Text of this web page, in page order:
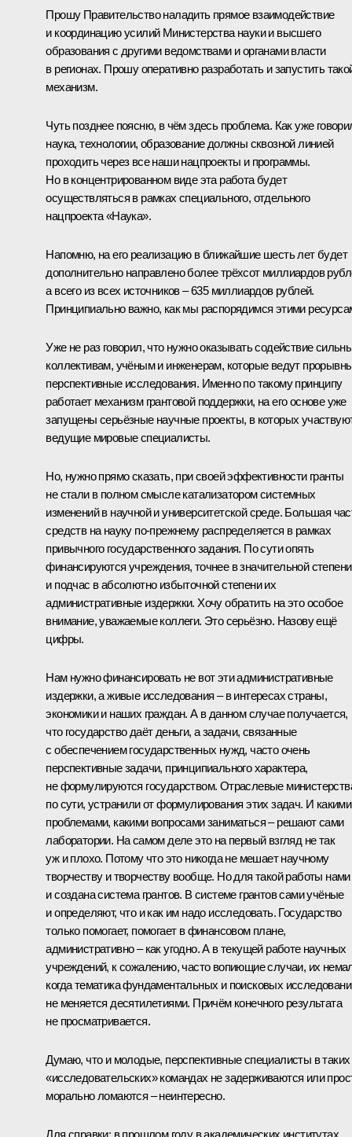
Прошу Правительство наладить прямое взаимодействие
и координацию усилий Министерства науки и высшего
образования с другими ведомствами и органами власти
в регионах. Прошу оперативно разработать и запустить
механизм.
Чуть позднее поясню, в чём здесь проблема. Как уже
наука, технологии, образование должны сквозной линией
проходить через все наши нацпроекты и программы.
Но в концентрированном виде эта работа будет
осуществляться в рамках специального, отдельного
нацпроекта «Наука».
Напомню, на его реализацию в ближайшие шесть лет будет
дополнительно направлено более трёхсот миллиардов
а всего из всех источников – 635 миллиардов рублей.
Принципиально важно, как мы распорядимся этими
Уже не раз говорил, что нужно оказывать содействие
коллективам, учёным и инженерам, которые ведут
перспективные исследования. Именно по такому принципу
работает механизм грантовой поддержки, на его основе уже
запущены серьёзные научные проекты, в которых
ведущие мировые специалисты.
Но, нужно прямо сказать, при своей эффективности гранты
не стали в полном смысле катализатором системных
изменений в научной и университетской среде. Большая
средств на науку по‑прежнему распределяется в рамках
привычного государственного задания. По сути опять
финансируются учреждения, точнее в значительной степени
и подчас в абсолютно избыточной степени их
административные издержки. Хочу обратить на это особое
внимание, уважаемые коллеги. Это серьёзно. Назову ещё
цифры.
Нам нужно финансировать не вот эти административные
издержки, а живые исследования – в интересах страны,
экономики и наших граждан. А в данном случае получается,
что государство даёт деньги, а задачи, связанные
с обеспечением государственных нужд, часто очень
перспективные задачи, принципиального характера,
не формулируются государством. Отраслевые
по сути, устранили от формулирования этих задач. И какими
проблемами, какими вопросами заниматься – решают сами
лаборатории. На самом деле это на первый взгляд не так
уж и плохо. Потому что это никогда не мешает научному
творчеству и творчеству вообще. Но для такой работы нами
и создана система грантов. В системе грантов сами учёные
и определяют, что и как им надо исследовать. Государство
только помогает, помогает в финансовом плане,
административно – как угодно. А в текущей работе научных
учреждений, к сожалению, часто вопиющие случаи, их
когда тематика фундаментальных и поисковых
не меняется десятилетиями. Причём конечного результата
не просматривается.
Думаю, что и молодые, перспективные специалисты в таких
«исследовательских» командах не задерживаются или
морально ломаются – неинтересно.
Для справки: в прошлом году в академических институтах